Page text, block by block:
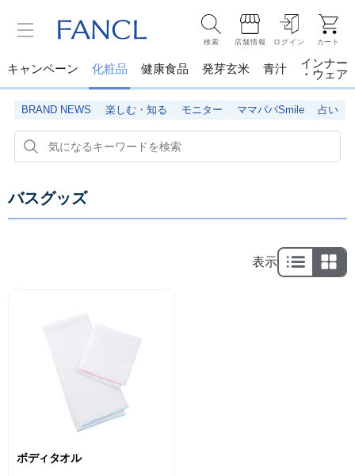
検索 店舗情報 ログイン カート
キャンペーン 化粧品 健康食品 発芽玄米 青汁
インナー
・ウェア
BRAND NEWS 楽しむ・知る モニター ママパパSmile 占い
バスグッズ
表示
ボディタオル